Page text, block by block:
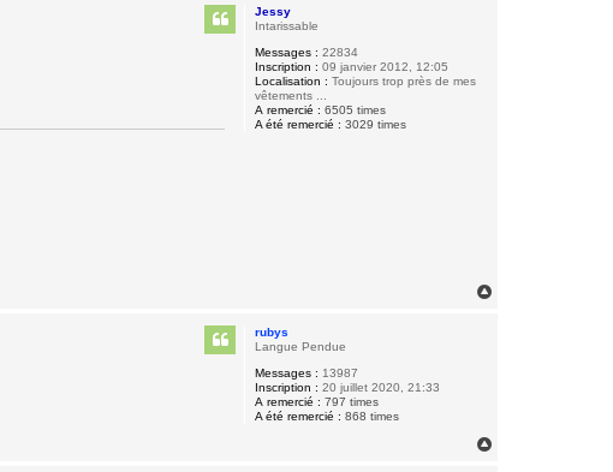
Jessy
Intarissable
Messages : 22834
Inscription : 09 janvier 2012, 12:05
Localisation : Toujours trop près de mes
vêtements ...
A remercié : 6505 times
A été remercié : 3029 times
rubys
Langue Pendue
Messages : 13987
Inscription : 20 juillet 2020, 21:33
A remercié : 797 times
A été remercié : 868 times